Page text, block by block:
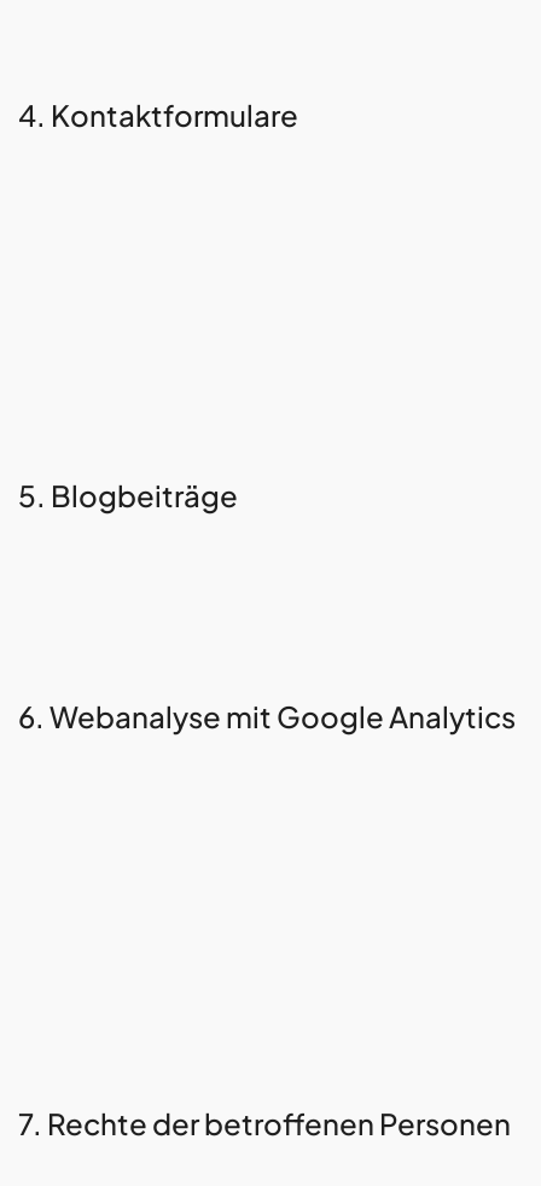
4. Kontaktformulare
5. Blogbeiträge
6. Webanalyse mit Google Analytics
7. Rechte der betroffenen Personen